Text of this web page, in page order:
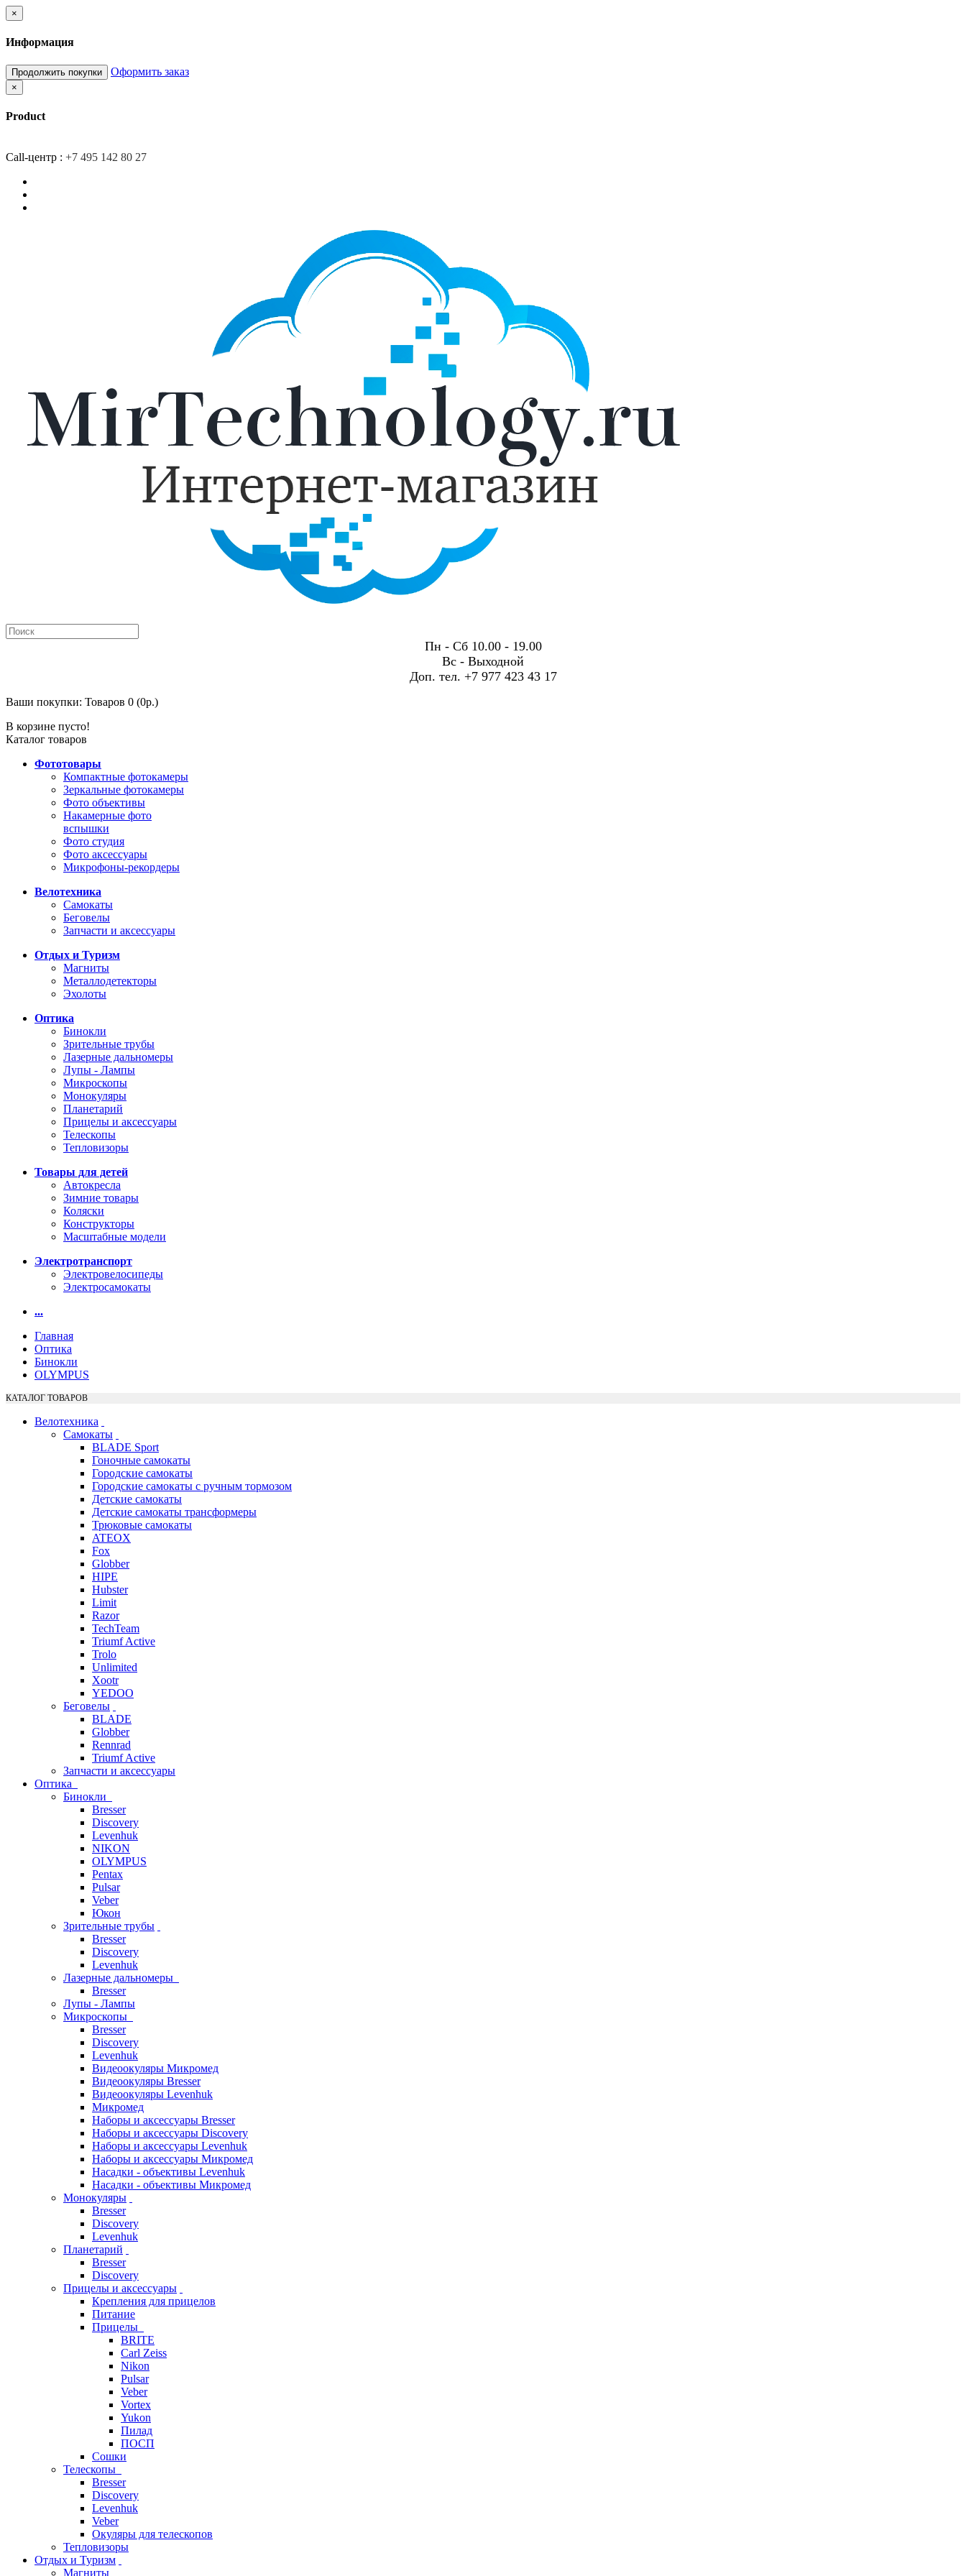
×
Информация
Продолжить покупки Оформить заказ
×
Product
Call-центр : +7 495 142 80 27
Пн - Сб 10.00 - 19.00
Вс - Выходной
Доп. тел. +7 977 423 43 17
Ваши покупки: Товаров 0 (0р.)
В корзине пусто!
Каталог товаров
Фототовары
Компактные фотокамеры
Зеркальные фотокамеры
Фото объективы
Накамерные фото
вспышки
Фото студия
Фото аксессуары
Микрофоны-рекордеры
Велотехника
Самокаты
Беговелы
Запчасти и аксессуары
Отдых и Туризм
Магниты
Металлодетекторы
Эхолоты
Оптика
Бинокли
Зрительные трубы
Лазерные дальномеры
Лупы - Лампы
Микроскопы
Монокуляры
Планетарий
Прицелы и аксессуары
Телескопы
Тепловизоры
Товары для детей
Автокресла
Зимние товары
Коляски
Конструкторы
Масштабные модели
Электротранспорт
Электровелосипеды
Электросамокаты
...
Главная
Оптика
Бинокли
OLYMPUS
КАТАЛОГ ТОВАРОВ
Велотехника
Самокаты
BLADE Sport
Гоночные самокаты
Городские самокаты
Городские самокаты с ручным тормозом
Детские самокаты
Детские самокаты трансформеры
Трюковые самокаты
ATEOX
Fox
Globber
HIPE
Hubster
Limit
Razor
TechTeam
Triumf Active
Trolo
Unlimited
Xootr
YEDOO
Беговелы
BLADE
Globber
Rennrad
Triumf Active
Запчасти и аксессуары
Оптика
Бинокли
Bresser
Discovery
Levenhuk
NIKON
OLYMPUS
Pentax
Pulsar
Veber
Юкон
Зрительные трубы
Bresser
Discovery
Levenhuk
Лазерные дальномеры
Bresser
Лупы - Лампы
Микроскопы
Bresser
Discovery
Levenhuk
Видеоокуляры Микромед
Видеоокуляры Bresser
Видеоокуляры Levenhuk
Микромед
Наборы и аксессуары Bresser
Наборы и аксессуары Discovery
Наборы и аксессуары Levenhuk
Наборы и аксессуары Микромед
Насадки - объективы Levenhuk
Насадки - объективы Микромед
Монокуляры
Bresser
Discovery
Levenhuk
Планетарий
Bresser
Discovery
Прицелы и аксессуары
Крепления для прицелов
Питание
Прицелы
BRITE
Carl Zeiss
Nikon
Pulsar
Veber
Vortex
Yukon
Пилад
ПОСП
Сошки
Телескопы
Bresser
Discovery
Levenhuk
Veber
Окуляры для телескопов
Тепловизоры
Отдых и Туризм
Магниты